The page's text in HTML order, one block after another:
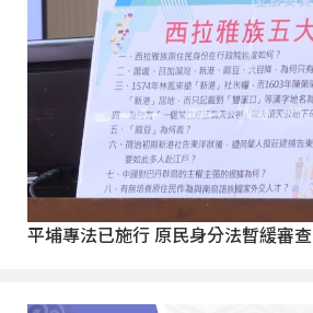
平埔專法已施行 原民身分法暫緩審查